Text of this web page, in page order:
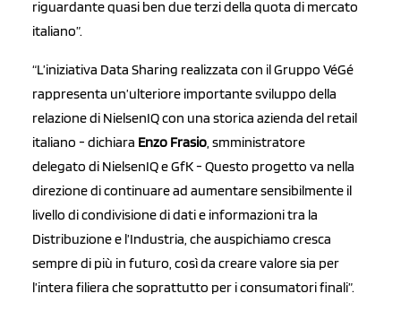
riguardante quasi ben due terzi della quota di mercato
italiano”.
“L’iniziativa Data Sharing realizzata con il Gruppo VéGé
rappresenta un’ulteriore importante sviluppo della
relazione di NielsenIQ con una storica azienda del retail
italiano - dichiara Enzo Frasio , smministratore
delegato di NielsenIQ e GfK - Questo progetto va nella
direzione di continuare ad aumentare sensibilmente il
livello di condivisione di dati e informazioni tra la
Distribuzione e l’Industria, che auspichiamo cresca
sempre di più in futuro, così da creare valore sia per
l’intera filiera che soprattutto per i consumatori finali”.